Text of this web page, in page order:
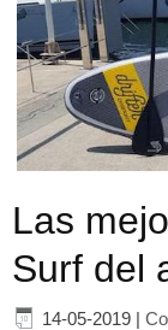
Las
Surf del
14-05-2019 |